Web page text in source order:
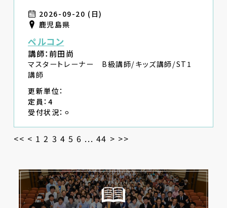
2026-09-20 (日)
鹿児島県
ペルコン
講師：前田尚
マスタートレーナー B級講師/キッズ講師/ST1
講師
更新単位：
定員：4
受付状況：⚪︎
<< < 1 2 3 4 5 6 ... 44 > >>